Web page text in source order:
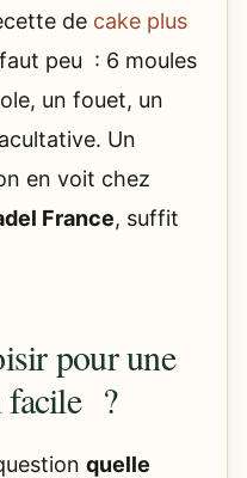
de cake plus
peu : 6 moules
un fouet, un
Un
en voit chez
France, suffit
pour une
facile ?
quelle